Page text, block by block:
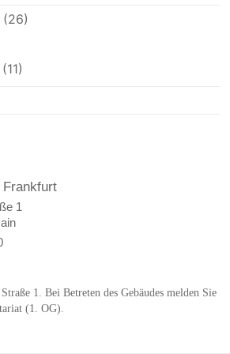
(26)
(11)
Frankfurt
1
1. Bei Betreten des Gebäudes melden Sie
(1. OG).